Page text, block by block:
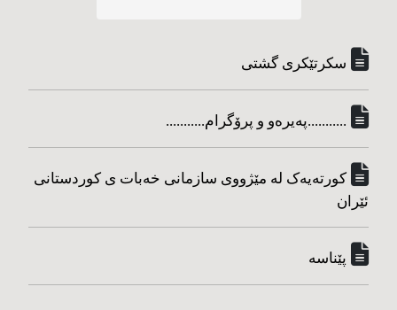
سکرتێکری گشتی
...........په‌یره‌و و پرۆگرام...........
کورته‌یه‌ک له مێژووی سازمانی خه‌بات ی کوردستانی
ئێران
پێناسه‌